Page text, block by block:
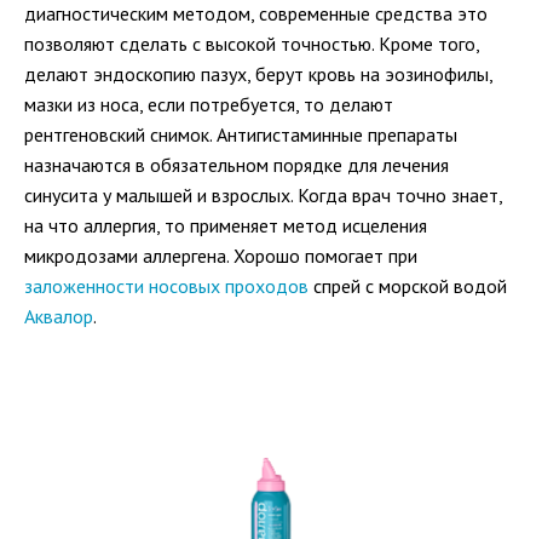
диагностическим методом, современные средства это
позволяют сделать с высокой точностью. Кроме того,
делают эндоскопию пазух, берут кровь на эозинофилы,
мазки из носа, если потребуется, то делают
рентгеновский снимок. Антигистаминные препараты
назначаются в обязательном порядке для лечения
синусита у малышей и взрослых. Когда врач точно знает,
на что аллергия, то применяет метод исцеления
микродозами аллергена. Хорошо помогает при
заложенности носовых проходов спрей с морской водой
Аквалор.